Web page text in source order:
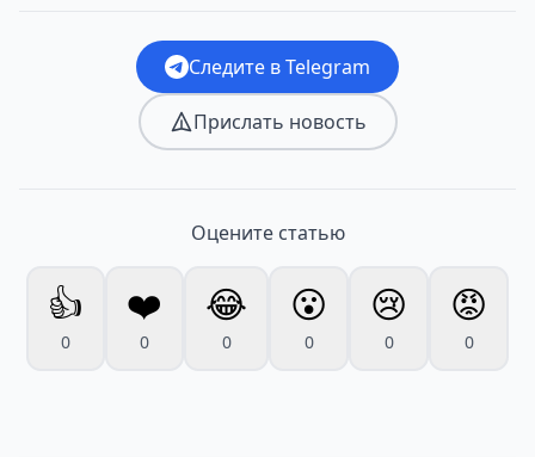
Следите в Telegram
Прислать новость
Оцените статью
👍
0
❤️
0
😂
0
😮
0
😢
0
😡
0